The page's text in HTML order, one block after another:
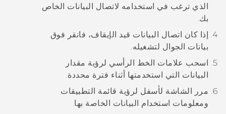
الذي ترغب في استخدامه لاتصال البيانات الخاص
بك.
إذا كان اتصال البيانات قيد الإيقاف، فانقر فوق
بيانات الجوال لتشغيله.
اسحب علامات الخط الرأسي لرؤية مقدار
البيانات التي استخدمتها أثناء فترة محددة.
مرر الشاشة لأسفل لرؤية قائمة التطبيقات
ومعلومات استخدام البيانات الخاصة بها.